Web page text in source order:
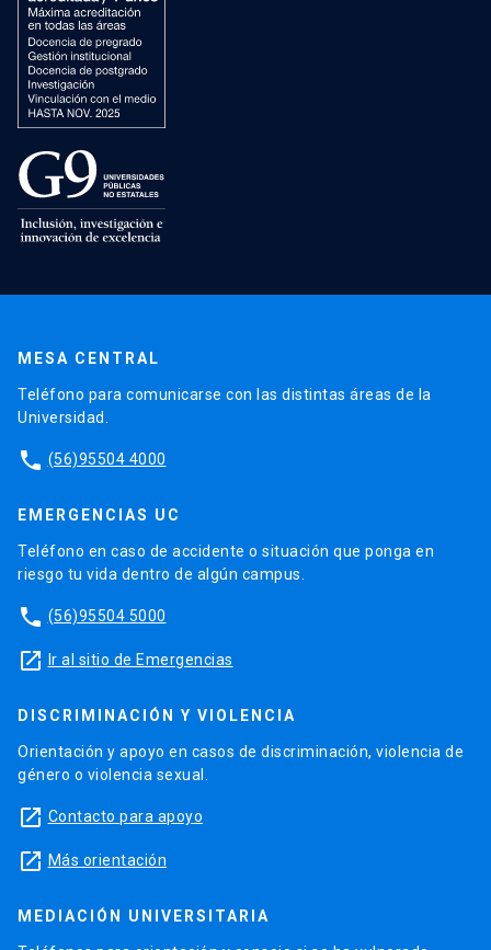
MESA CENTRAL
Teléfono para comunicarse con las distintas áreas de la
Universidad.
phone (56)95504 4000
EMERGENCIAS UC
Teléfono en caso de accidente o situación que ponga en
riesgo tu vida dentro de algún campus.
phone (56)95504 5000
launch Ir al sitio de Emergencias
DISCRIMINACIÓN Y VIOLENCIA
Orientación y apoyo en casos de discriminación, violencia de
género o violencia sexual.
launch Contacto para apoyo
launch Más orientación
MEDIACIÓN UNIVERSITARIA